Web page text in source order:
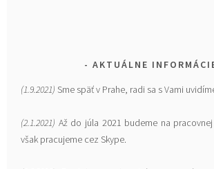
AKTUÁLNE
(1.9.2021) Sme späť v Prahe, radi sa s Vami
(2.1.2021) Až do júla 2021 budeme na
však pracujeme cez Skype.